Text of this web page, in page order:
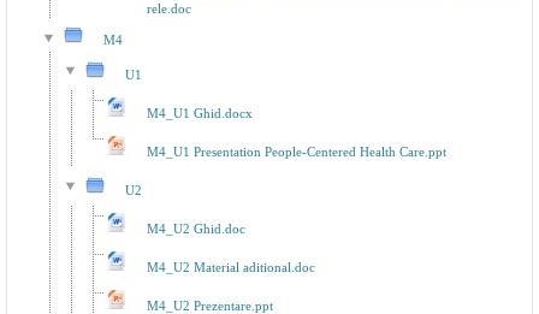
rele.doc
M4
U1
M4_U1 Ghid.docx
M4_U1 Presentation People-Centered Health Care.ppt
U2
M4_U2 Ghid.doc
M4_U2 Material aditional.doc
M4_U2 Prezentare.ppt